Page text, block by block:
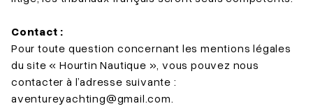
Contact :
Pour toute question concernant les mentions légales
du site « Hourtin Nautique », vous pouvez nous
contacter à l’adresse suivante :
aventureyachting@gmail.com.